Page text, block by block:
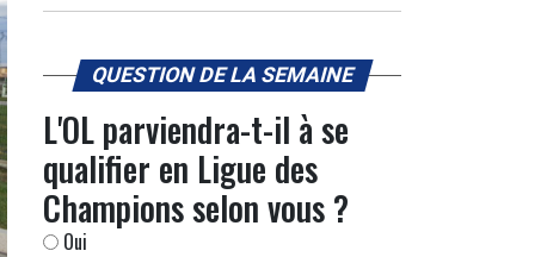
QUESTION DE LA SEMAINE
L'OL parviendra-t-il à se
qualifier en Ligue des
Champions selon vous ?
Oui